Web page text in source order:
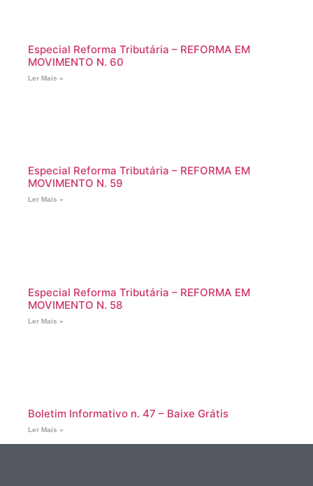
Especial Reforma Tributária – REFORMA EM
MOVIMENTO N. 60
Ler Mais »
Especial Reforma Tributária – REFORMA EM
MOVIMENTO N. 59
Ler Mais »
Especial Reforma Tributária – REFORMA EM
MOVIMENTO N. 58
Ler Mais »
Boletim Informativo n. 47 – Baixe Grátis
Ler Mais »